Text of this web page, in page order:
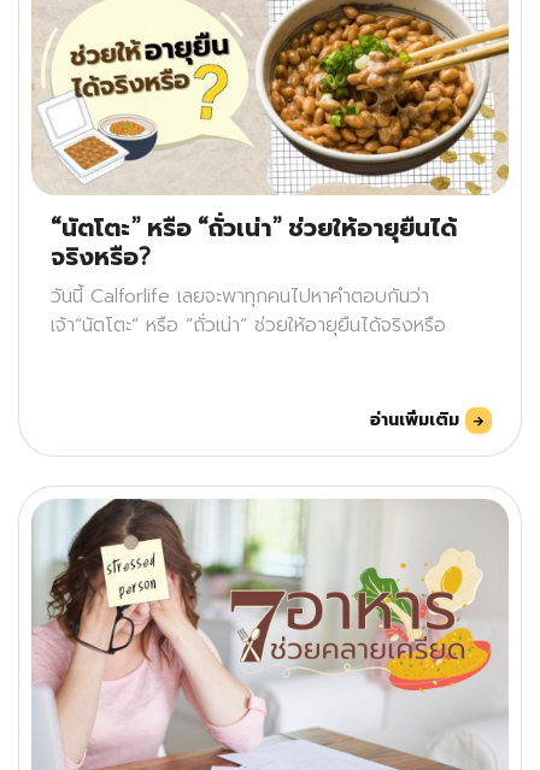
“นัตโตะ” หรือ “ถั่วเน่า” ช่วยให้อายุยืนได้
จริงหรือ?
วันนี้ Calforlife เลยจะพาทุกคนไปหาคำตอบกันว่า
เจ้า“นัตโตะ” หรือ “ถั่วเน่า” ช่วยให้อายุยืนได้จริงหรือ
อ่านเพิ่มเติม